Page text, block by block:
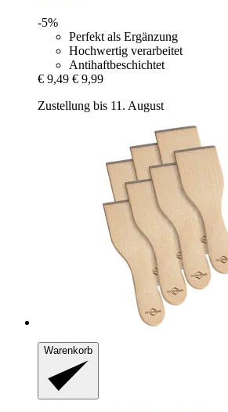
-5%
Perfekt als Ergänzung
Hochwertig verarbeitet
Antihaftbeschichtet
€ 9,49 € 9,99
Zustellung bis 11. August
Warenkorb